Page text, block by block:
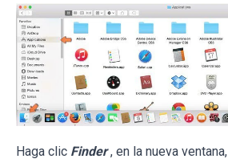
Haga clic Finder , en la nueva ventana,